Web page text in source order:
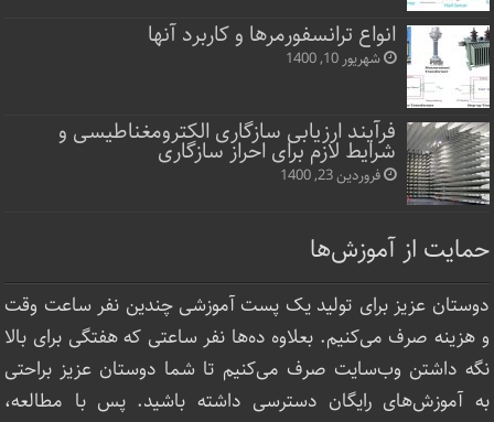
انواع ترانسفورمرها و کاربرد آنها
شهریور 10, 1400
فرآیند ارزیابی سازگاری الکترومغناطیسی و
شرایط لازم برای احراز سازگاری
فروردین 23, 1400
حمایت از آموزش‌ها
دوستان عزیز برای تولید یک پست آموزشی چندین نفر ساعت‌ وقت
و هزینه صرف می‌کنیم. بعلاوه ده‌ها نفر ساعتی که هفتگی برای بالا
نگه داشتن وب‌سایت صرف ‌می‌کنیم تا شما دوستان عزیز براحتی
به آموزش‌های رایگان دسترسی داشته باشید. پس با مطالعه،